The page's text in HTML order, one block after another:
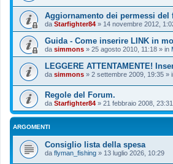
Aggiornamento dei permessi del
da Starfighter84 » 14 novembre 2012,
Guida - Come inserire LINK in
da simmons » 25 agosto 2010, 11:18 » in
LEGGERE ATTENTAMENTE!
da simmons » 2 settembre 2009, 19:35 »
Regole del Forum.
da Starfighter84 » 21 febbraio 2008, 23:31
ARGOMENTI
Consiglio lista della spesa
da flyman_fishing » 13 luglio 2026, 10:29